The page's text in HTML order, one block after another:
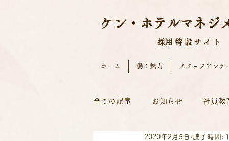
ケン・ホテルマネジ
​採用特設サイト
ホーム 働く魅力 スタッフアンケ
全ての記事 お知らせ 社員教
2020年2月5日 読了時間: